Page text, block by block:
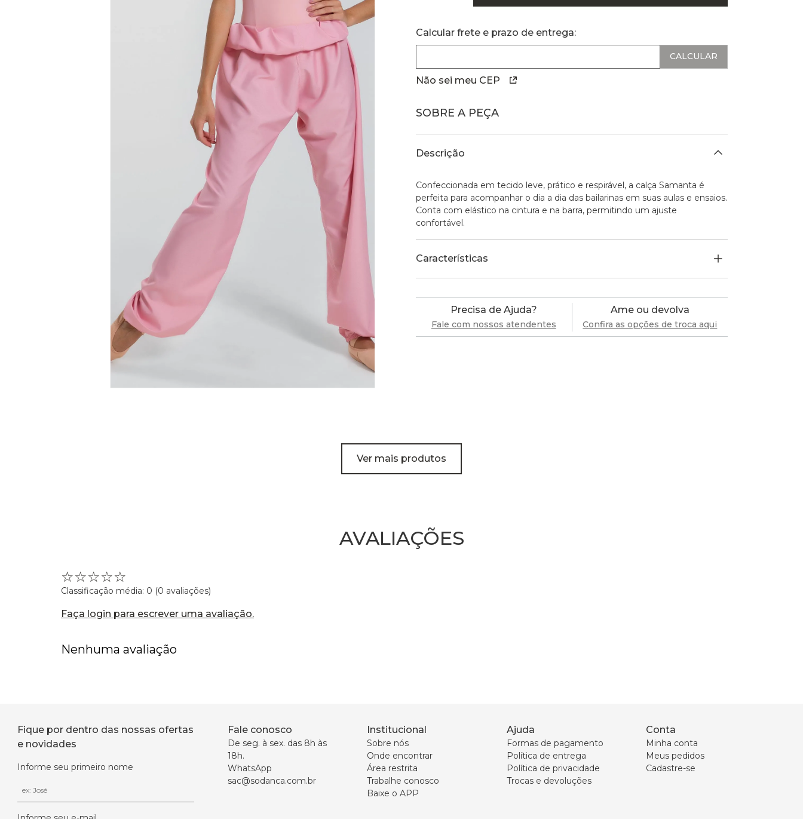
Calcular frete e prazo de entrega:
Não sei meu CEP
SOBRE A PEÇA
Descrição
Confeccionada em tecido leve, prático e respirável, a calça Samanta é
perfeita para acompanhar o dia a dia das bailarinas em suas aulas e ensaios.
Conta com elástico na cintura e na barra, permitindo um ajuste
confortável.
Características
Precisa de Ajuda?
Fale com nossos atendentes
Ame ou devolva
Confira as opções de troca aqui
Ver mais produtos
AVALIAÇÕES
☆☆☆☆☆
Classificação média: 0 (0 avaliações)
Faça login para escrever uma avaliação.
Nenhuma avaliação
Fique por dentro das nossas ofertas
e novidades
Informe seu primeiro nome
Fale conosco
De seg. à sex. das 8h às
18h.
WhatsApp
sac@sodanca.com.br
Institucional
Sobre nós
Onde encontrar
Área restrita
Trabalhe conosco
Baixe o APP
Ajuda
Formas de pagamento
Política de entrega
Política de privacidade
Trocas e devoluções
Conta
Minha conta
Meus pedidos
Cadastre-se